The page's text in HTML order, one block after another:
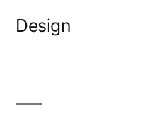
Design